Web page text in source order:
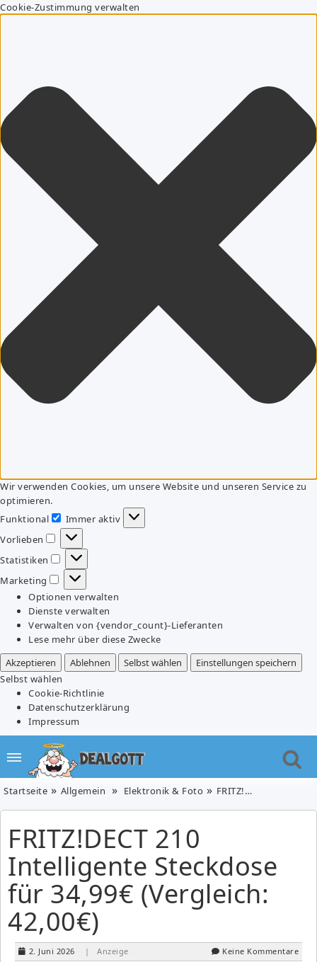
Cookie-Zustimmung verwalten
Wir verwenden Cookies, um unsere Website und unseren Service zu
optimieren.
Funktional
Funktional
Immer aktiv
Vorlieben
Vorlieben
Statistiken
Statistiken
Marketing
Marketing
Optionen verwalten
Dienste verwalten
Verwalten von {vendor_count}-Lieferanten
Lese mehr über diese Zwecke
Akzeptieren
Ablehnen Selbst wählen
Einstellungen speichern
Selbst wählen
Cookie-Richtlinie
Datenschutzerklärung
Impressum
Startseite Allgemein Elektronik & Foto FRITZ!DECT 210 Intelligente Steckdose für 34,99€ (Vergleich: 42,00€)
FRITZ!DECT 210
Intelligente Steckdose
für 34,99€ (Vergleich:
42,00€)
2. Juni 2026 | Anzeige Keine Kommentare